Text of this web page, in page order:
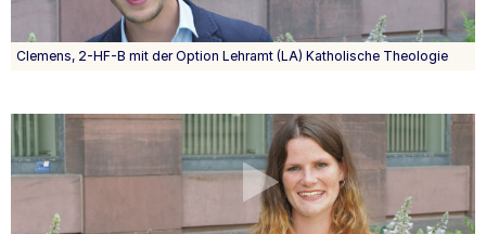
Clemens, 2-HF-B mit der Option Lehramt (LA) Katholische Theologie